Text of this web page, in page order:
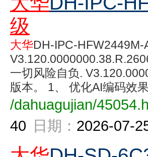
级
大华DH-IPC-HFW2449M-
一切风险自负.
版本。 1、 优化AI编码效
/dahuagujian/
40 日期： 2026-07-